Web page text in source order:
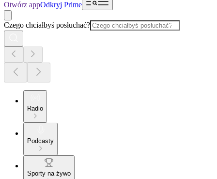
Otwórz appOdkryj Prime
Czego chciałbyś posłuchać?
Radio
Podcasty
Sporty na żywo